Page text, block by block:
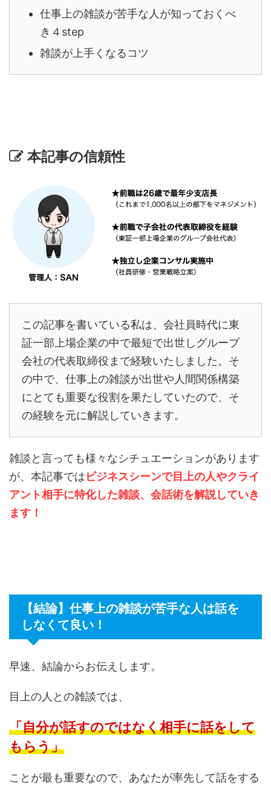
仕事上の雑談が苦手な人が知っておくべ
き４step
雑談が上手くなるコツ
本記事の信頼性
この記事を書いている私は、会社員時代に東
証一部上場企業の中で最短で出世しグループ
会社の代表取締役まで経験いたしました。そ
の中で、仕事上の雑談が出世や人間関係構築
にとても重要な役割を果たしていたので、そ
の経験を元に解説していきます。
雑談と言っても様々なシチュエーションがあります
が、本記事ではビジネスシーンで目上の人やクライ
アント相手に特化した雑談、会話術を解説していき
ます！
【結論】仕事上の雑談が苦手な人は話を
しなくて良い！
早速、結論からお伝えします。
目上の人との雑談では、
「自分が話すのではなく相手に話をして
もらう」
ことが最も重要なので、あなたが率先して話をする